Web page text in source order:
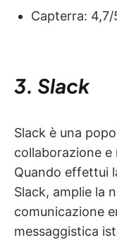
Capterra:
3. Slack
Slack è una
collaborazione e
Quando effettui
Slack, amplie la
comunicazione
messaggistica